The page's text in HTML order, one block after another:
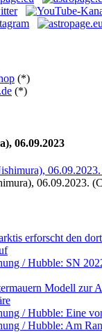
(*)
(*)
06.09.2023
06.09.2023.
erforscht den
/ Hubble: SN
Modell zur
/ Hubble: Eine
/ Hubble: Am